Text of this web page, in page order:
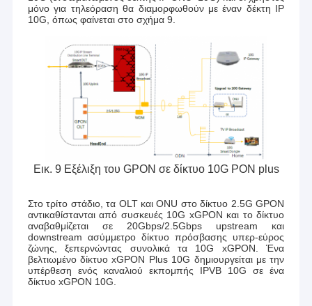
μόνο για τηλεόραση θα διαμορφωθούν με έναν δέκτη IP
10G, όπως φαίνεται στο σχήμα 9.
Εικ. 9 Εξέλιξη του GPON σε δίκτυο 10G PON plus
Στο τρίτο στάδιο, τα OLT και ONU στο δίκτυο 2.5G GPON
αντικαθίστανται από συσκευές 10G xGPON και το δίκτυο
αναβαθμίζεται σε 20Gbps/2.5Gbps upstream και
downstream ασύμμετρο δίκτυο πρόσβασης υπερ-εύρος
ζώνης, ξεπερνώντας συνολικά τα 10G xGPON. Ένα
βελτιωμένο δίκτυο xGPON Plus 10G δημιουργείται με την
υπέρθεση ενός καναλιού εκπομπής IPVB 10G σε ένα
δίκτυο xGPON 10G.